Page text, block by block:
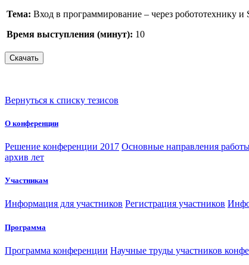
Тема: Вход в программирование – через робототехнику и
Время выступления (минут): 10
Вернуться к списку тезисов
О конференции
Решение конференции 2017 Основные направления
архив лет
Участникам
Информация для участников Регистрация участников
Программа
Программа конференции Научные труды участников